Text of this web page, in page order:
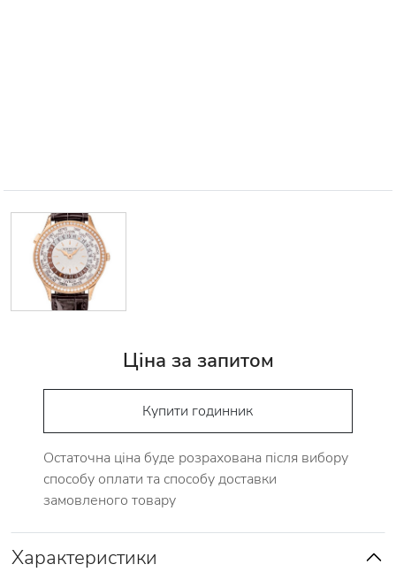
Ціна за запитом
Купити годинник
Остаточна ціна буде розрахована після вибору
способу оплати та способу доставки
замовленого товару
Характеристики